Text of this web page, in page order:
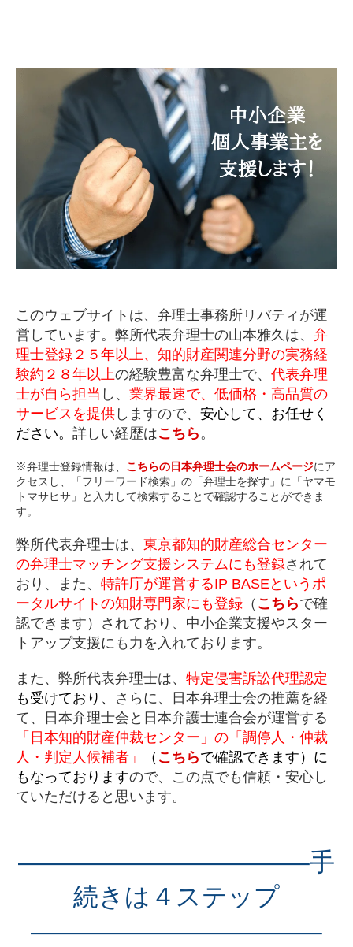
このウェブサイトは、弁理士事務所リバティが運
営しています。弊所代表弁理士の山本雅久は、 弁
理士登録２５年以上、知的財産関連分野の実務経
験約２８年以上の経験豊富な弁理士で、 代表弁理
士が自ら担当 し、 業界最速で、低価格・高品質の
サービスを提供 しますので、 安心して、お任せく
ださい。 詳しい経歴はこちら。
※弁理士登録情報は、 こちらの日本弁理士会のホームページにア
クセスし、「フリーワード検索」の「弁理士を探す」に「ヤマモ
トマサヒサ」と入力して検索することで確認することができま
す。
弊所代表弁理士は、 東京都知的財産総合センター
の弁理士マッチング支援システムにも登録されて
おり、また、 特許庁が運営するIP BASEというポ
ータルサイトの知財専門家にも登録 （ こちらで確
認できます）されており、中小企業支援やスター
トアップ支援にも力を入れております。
また、弊所代表弁理士は、 特定侵害訴訟代理認定
も受けており、 さらに、日本弁理士会の推薦を経
て、日本弁理士会と日本弁護士連合会が運営する
「日本知的財産仲裁センター」の「調停人・仲裁
人・判定人候補者」
（ こちらで確認できます）に
もなっておりますので、この点でも信頼・安心し
ていただけると思います。
———————————–手
続きは４ステップ
———————————–